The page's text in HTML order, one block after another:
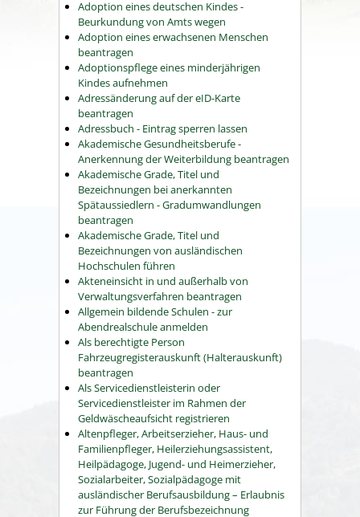
Adoption eines deutschen Kindes -
Beurkundung von Amts wegen
Adoption eines erwachsenen Menschen
beantragen
Adoptionspflege eines minderjährigen
Kindes aufnehmen
Adressänderung auf der eID-Karte
beantragen
Adressbuch - Eintrag sperren lassen
Akademische Gesundheitsberufe -
Anerkennung der Weiterbildung beantragen
Akademische Grade, Titel und
Bezeichnungen bei anerkannten
Spätaussiedlern - Gradumwandlungen
beantragen
Akademische Grade, Titel und
Bezeichnungen von ausländischen
Hochschulen führen
Akteneinsicht in und außerhalb von
Verwaltungsverfahren beantragen
Allgemein bildende Schulen - zur
Abendrealschule anmelden
Als berechtigte Person
Fahrzeugregisterauskunft (Halterauskunft)
beantragen
Als Servicedienstleisterin oder
Servicedienstleister im Rahmen der
Geldwäscheaufsicht registrieren
Altenpfleger, Arbeitserzieher, Haus- und
Familienpfleger, Heilerziehungsassistent,
Heilpädagoge, Jugend- und Heimerzieher,
Sozialarbeiter, Sozialpädagoge mit
ausländischer Berufsausbildung – Erlaubnis
zur Führung der Berufsbezeichnung